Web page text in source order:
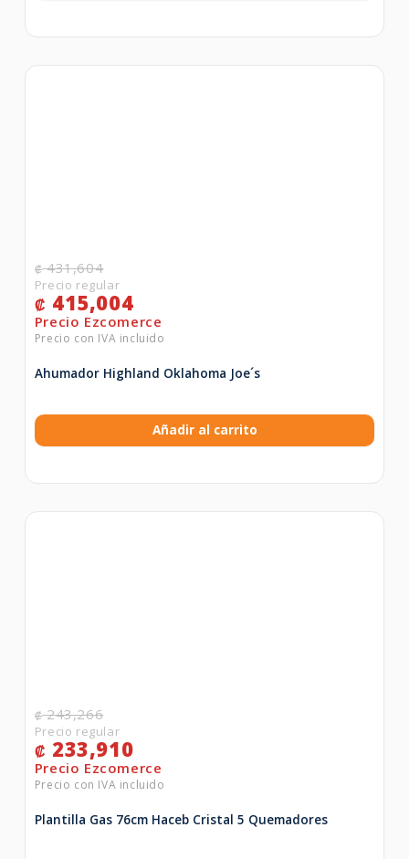
₡431,604
₡ 415,004
Ahumador Highland Oklahoma Joe´s
Añadir al carrito
₡243,266
₡ 233,910
Plantilla Gas 76cm Haceb Cristal 5 Quemadores